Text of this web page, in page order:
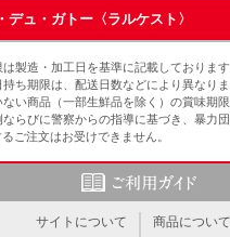
デュ・ガトー〈ラルケスト〉
製造・加工日を基準に記載しております
ち期限は、配送日数などにより異なりま
い商品（一部生鮮品を除く）の賞味期限
らびに警察からの指導に基づき、暴力
ご注文はお受けできません。
サイトについて 商品について